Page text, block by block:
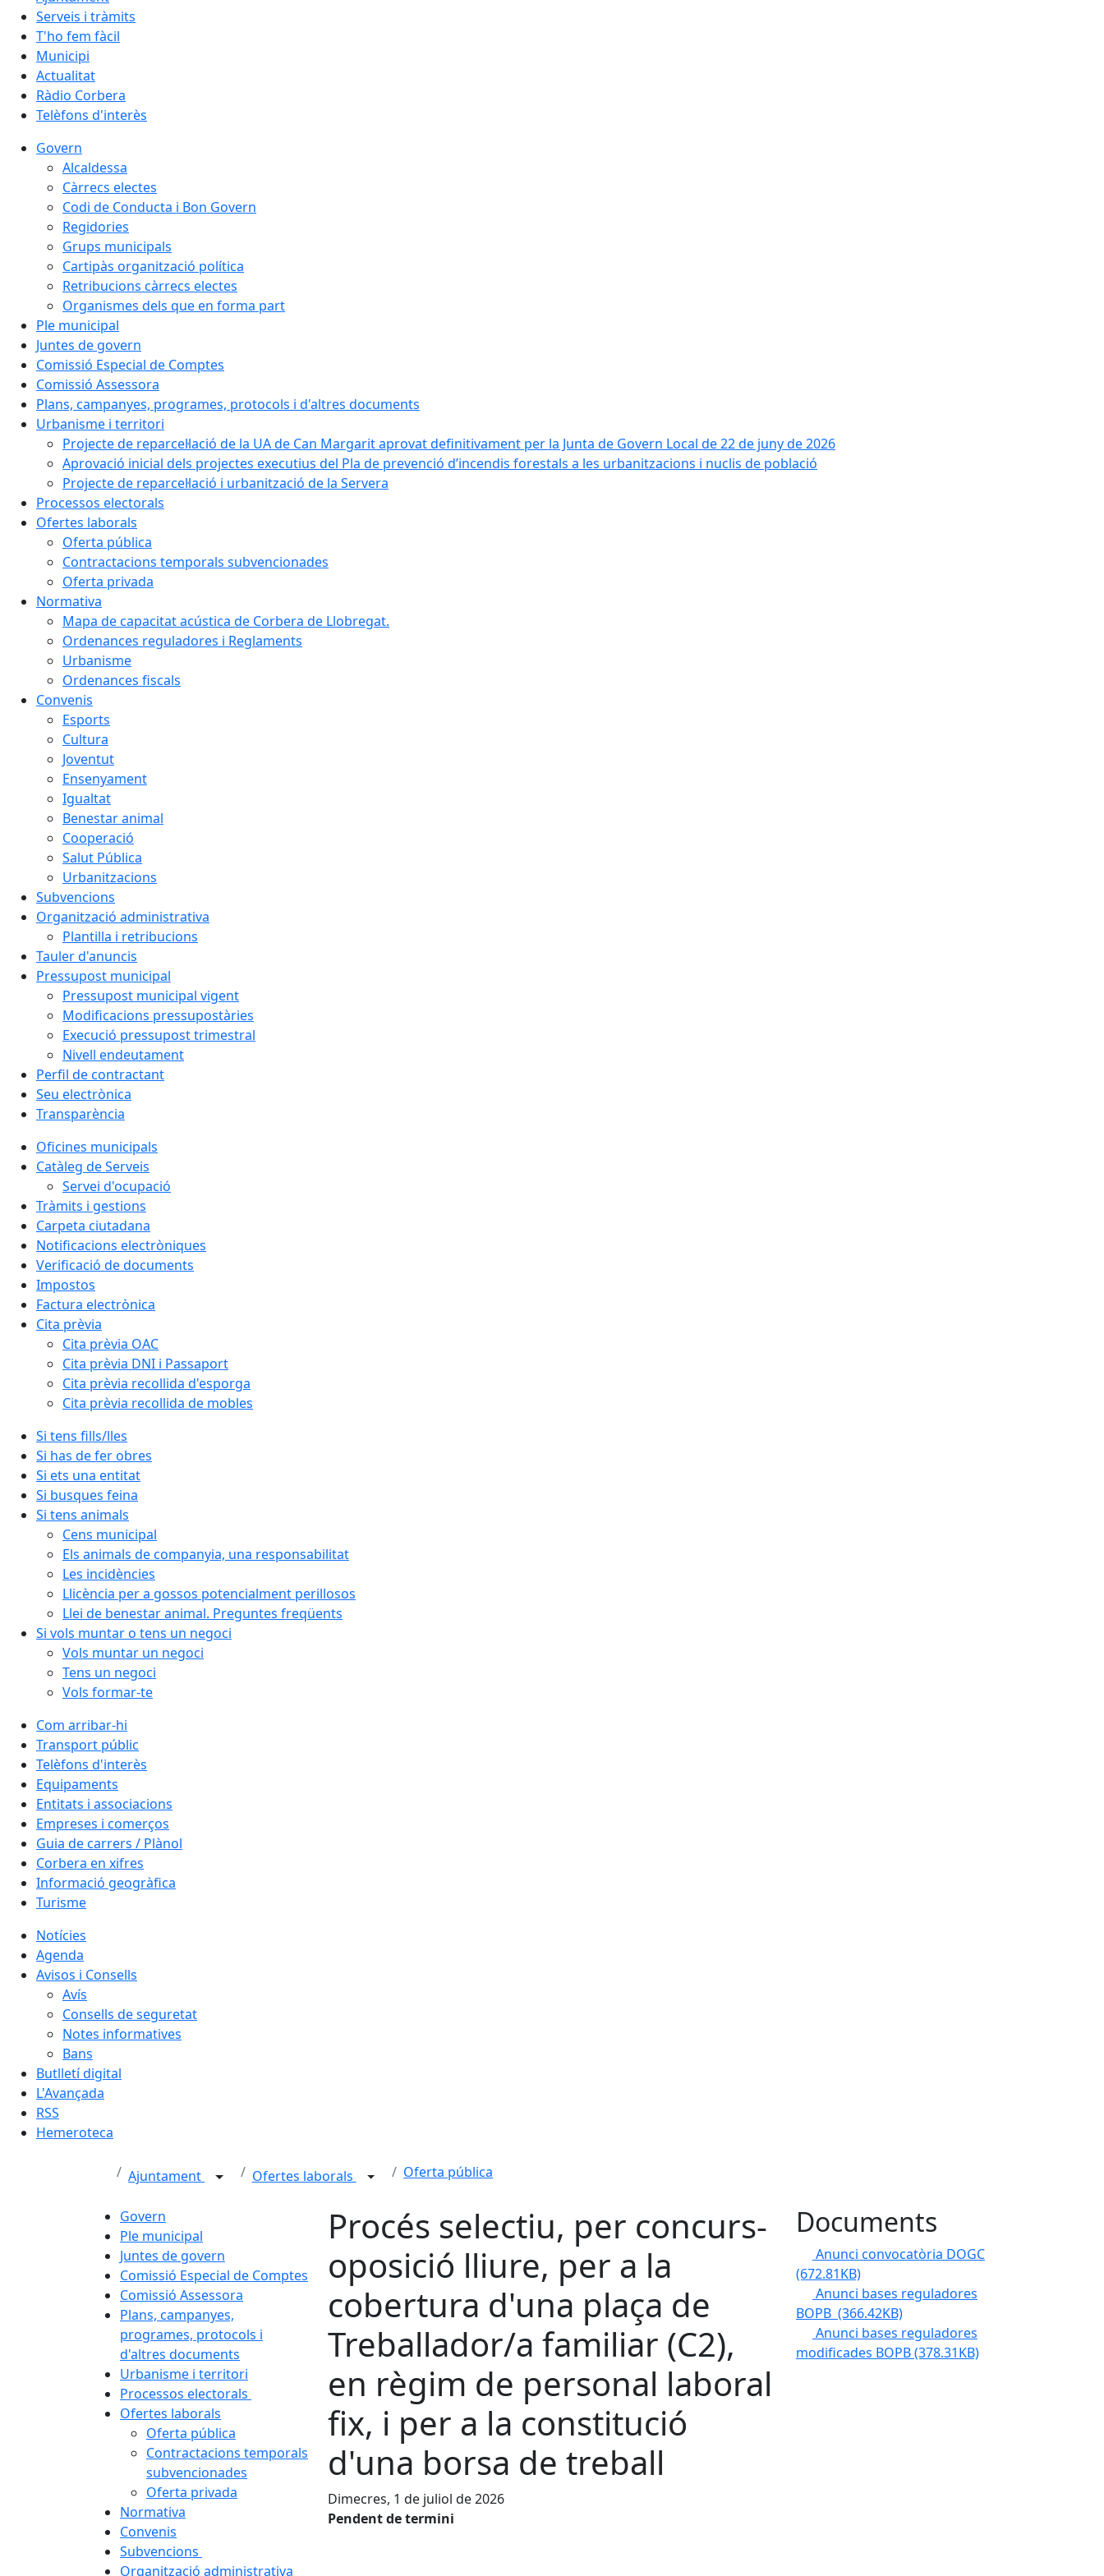
Serveis i tràmits
T'ho fem fàcil
Municipi
Actualitat
Ràdio Corbera
Telèfons d'interès
Govern
Alcaldessa
Càrrecs electes
Codi de Conducta i Bon Govern
Regidories
Grups municipals
Cartipàs organització política
Retribucions càrrecs electes
Organismes dels que en forma part
Ple municipal
Juntes de govern
Comissió Especial de Comptes
Comissió Assessora
Plans, campanyes, programes, protocols i d'altres documents
Urbanisme i territori
Projecte de reparcel·lació de la UA de Can Margarit aprovat definitivament per la Junta de Govern Local de 22 de juny de 2026
Aprovació inicial dels projectes executius del Pla de prevenció d’incendis forestals a les urbanitzacions i nuclis de població
Projecte de reparcel·lació i urbanització de la Servera
Processos electorals
Ofertes laborals
Oferta pública
Contractacions temporals subvencionades
Oferta privada
Normativa
Mapa de capacitat acústica de Corbera de Llobregat.
Ordenances reguladores i Reglaments
Urbanisme
Ordenances fiscals
Convenis
Esports
Cultura
Joventut
Ensenyament
Igualtat
Benestar animal
Cooperació
Salut Pública
Urbanitzacions
Subvencions
Organització administrativa
Plantilla i retribucions
Tauler d'anuncis
Pressupost municipal
Pressupost municipal vigent
Modificacions pressupostàries
Execució pressupost trimestral
Nivell endeutament
Perfil de contractant
Seu electrònica
Transparència
Oficines municipals
Catàleg de Serveis
Servei d'ocupació
Tràmits i gestions
Carpeta ciutadana
Notificacions electròniques
Verificació de documents
Impostos
Factura electrònica
Cita prèvia
Cita prèvia OAC
Cita prèvia DNI i Passaport
Cita prèvia recollida d'esporga
Cita prèvia recollida de mobles
Si tens fills/lles
Si has de fer obres
Si ets una entitat
Si busques feina
Si tens animals
Cens municipal
Els animals de companyia, una responsabilitat
Les incidències
Llicència per a gossos potencialment perillosos
Llei de benestar animal. Preguntes freqüents
Si vols muntar o tens un negoci
Vols muntar un negoci
Tens un negoci
Vols formar-te
Com arribar-hi
Transport públic
Telèfons d'interès
Equipaments
Entitats i associacions
Empreses i comerços
Guia de carrers / Plànol
Corbera en xifres
Informació geogràfica
Turisme
Notícies
Agenda
Avisos i Consells
Avís
Consells de seguretat
Notes informatives
Bans
Butlletí digital
L'Avançada
RSS
Hemeroteca
Ajuntament Ofertes laborals Oferta pública
Govern
Ple municipal
Juntes de govern
Comissió Especial de Comptes
Comissió Assessora
Plans, campanyes,
programes, protocols i
d'altres documents
Urbanisme i territori
Processos electorals
Ofertes laborals
Oferta pública
Contractacions temporals
subvencionades
Oferta privada
Normativa
Convenis
Subvencions
Organització administrativa
Procés selectiu, per concurs-
oposició lliure, per a la
cobertura d'una plaça de
Treballador/a familiar (C2),
en règim de personal laboral
fix, i per a la constitució
d'una borsa de treball
Dimecres, 1 de juliol de 2026
Pendent de termini
Documents
Anunci convocatòria DOGC
(672.81KB)
Anunci bases reguladores
BOPB (366.42KB)
Anunci bases reguladores
modificades BOPB(378.31KB)